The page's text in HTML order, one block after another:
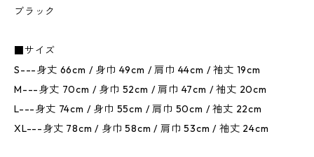
ブラック
■サイズ
S---身丈 66cm / 身巾 49cm / 肩巾 44cm / 袖丈 19cm
M---身丈 70cm / 身巾 52cm / 肩巾 47cm / 袖丈 20cm
L---身丈 74cm / 身巾 55cm / 肩巾 50cm / 袖丈 22cm
XL---身丈 78cm / 身巾 58cm / 肩巾 53cm / 袖丈 24cm